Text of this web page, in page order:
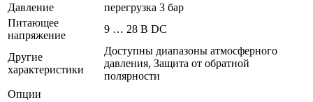
Давление
перегрузка 3 бар
Питающее
напряжение
9 … 28 В DC
Другие
характеристики
Доступны диапазоны атмосферного
давления, Защита от обратной
полярности
Опции